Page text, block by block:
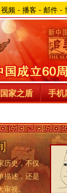
视频 - 播客 - 邮件 -
国家之盾 手机
史，不仅
描述，还是
视。